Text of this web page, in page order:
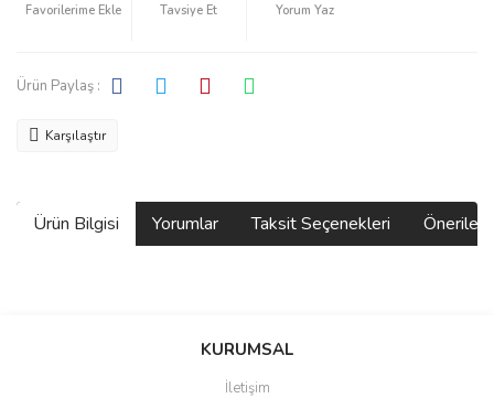
Tavsiye Et Yorum Yaz
Ürün Paylaş :
Karşılaştır
Ürün Bilgisi Yorumlar Taksit Seçenekleri
Bu ürüne ilk yorumu siz yapın!
KURUMSAL
İletişim